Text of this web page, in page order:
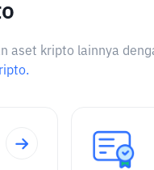
aset kripto lainnya